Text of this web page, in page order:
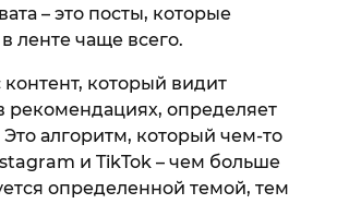
– это посты, которые
ленте чаще всего.
контент, который видит
рекомендациях, определяет
Это алгоритм, который чем-то
и TikTok – чем больше
определенной темой, тем